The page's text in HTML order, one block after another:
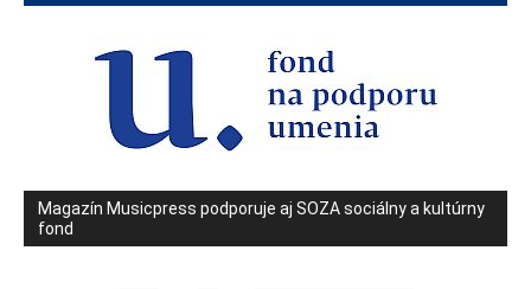
Magazín Musicpress podporuje aj SOZA sociálny a kultúrny
fond